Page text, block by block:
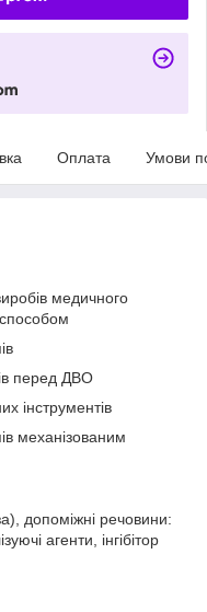
Оплата Умови
медичного
перед ДВО
інструментів
механізованим
допоміжні речовини:
агенти, інгібітор